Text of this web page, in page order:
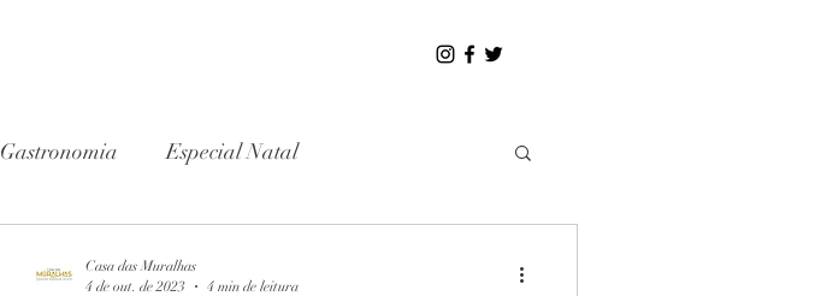
Gastronomia Especial Natal
Casa das Muralhas
4 de out. de 2023
4 min de leitura